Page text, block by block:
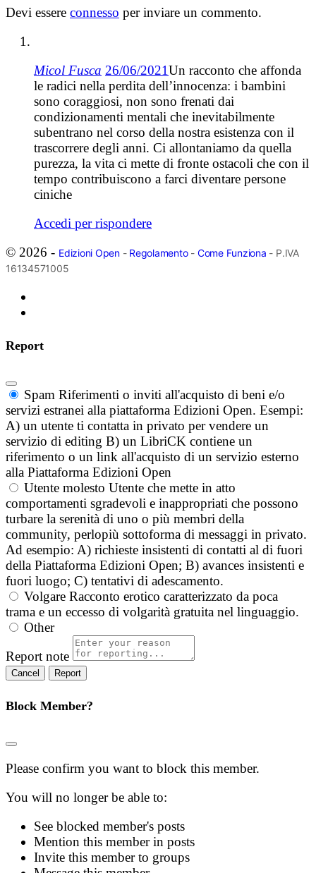
Devi essere connesso per inviare un commento.
Micol Fusca 26/06/2021Un racconto che affonda
le radici nella perdita dell’innocenza: i bambini
sono coraggiosi, non sono frenati dai
condizionamenti mentali che inevitabilmente
subentrano nel corso della nostra esistenza con il
trascorrere degli anni. Ci allontaniamo da quella
purezza, la vita ci mette di fronte ostacoli che con il
tempo contribuiscono a farci diventare persone
ciniche
Accedi per rispondere
© 2026 - Edizioni Open- Regolamento- Come Funziona - P.IVA
16134571005
Report
Spam Riferimenti o inviti all'acquisto di beni e/o
servizi estranei alla piattaforma Edizioni Open. Esempi:
A) un utente ti contatta in privato per vendere un
servizio di editing B) un LibriCK contiene un
riferimento o un link all'acquisto di un servizio esterno
alla Piattaforma Edizioni Open
Utente molesto Utente che mette in atto
comportamenti sgradevoli e inappropriati che possono
turbare la serenità di uno o più membri della
community, perlopiù sottoforma di messaggi in privato.
Ad esempio: A) richieste insistenti di contatti al di fuori
della Piattaforma Edizioni Open; B) avances insistenti e
fuori luogo; C) tentativi di adescamento.
Volgare Racconto erotico caratterizzato da poca
trama e un eccesso di volgarità gratuita nel linguaggio.
Other
Report note
Report
Block Member?
Please confirm you want to block this member.
You will no longer be able to:
See blocked member's posts
Mention this member in posts
Invite this member to groups